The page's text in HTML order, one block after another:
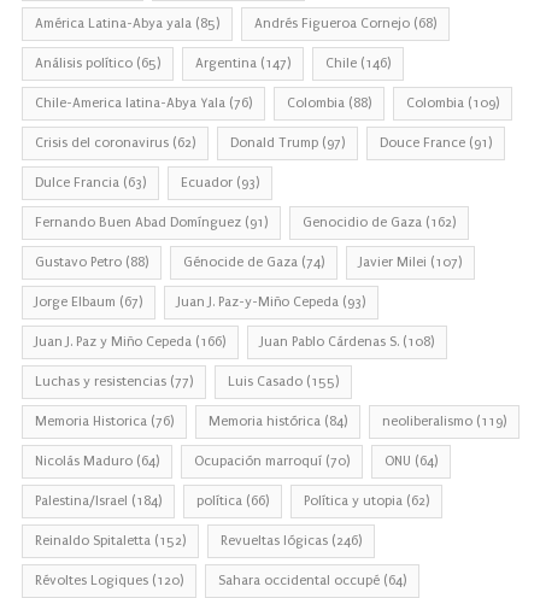
América Latina-Abya yala (85) Andrés Figueroa Cornejo (68)
Análisis político (65) Argentina (147) Chile (146)
Chile-America latina-Abya Yala (76) Colombia (88) Colombia (109)
Crisis del coronavirus (62) Donald Trump (97) Douce France (91)
Dulce Francia (63) Ecuador (93)
Fernando Buen Abad Domínguez (91) Genocidio de Gaza (162)
Gustavo Petro (88) Génocide de Gaza (74) Javier Milei (107)
Jorge Elbaum (67) Juan J. Paz-y-Miño Cepeda (93)
Juan J. Paz y Miño Cepeda (166) Juan Pablo Cárdenas S. (108)
Luchas y resistencias (77) Luis Casado (155)
Memoria Historica (76) Memoria histórica (84) neoliberalismo (119)
Nicolás Maduro (64) Ocupación marroquí (70) ONU (64)
Palestina/Israel (184) política (66) Política y utopia (62)
Reinaldo Spitaletta (152) Revueltas lógicas (246)
Révoltes Logiques (120) Sahara occidental occupé (64)